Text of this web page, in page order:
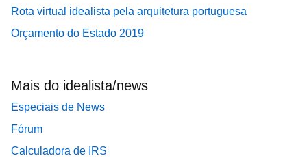
Rota virtual idealista pela arquitetura portuguesa
Orçamento do Estado 2019
Mais do idealista/news
Especiais de News
Fórum
Calculadora de IRS